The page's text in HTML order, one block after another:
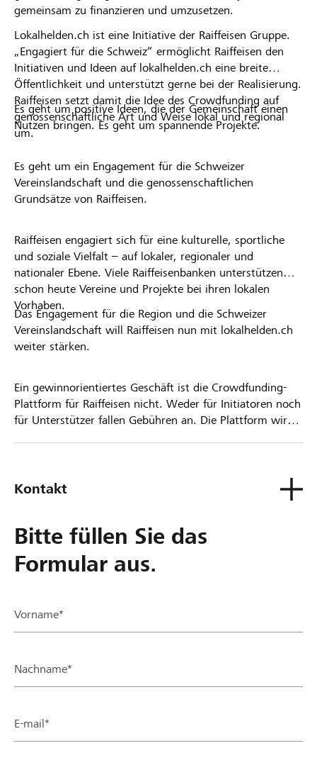
gemeinsam zu finanzieren und umzusetzen.
Lokalhelden.ch ist eine Initiative der Raiffeisen Gruppe.
„Engagiert für die Schweiz“ ermöglicht Raiffeisen den
Initiativen und Ideen auf lokalhelden.ch eine breite
Öffentlichkeit und unterstützt gerne bei der Realisierung.
Raiffeisen setzt damit die Idee des Crowdfunding auf
genossenschaftliche Art und Weise lokal und regional
um.
Es geht um positive Ideen, die der Gemeinschaft einen
Nutzen bringen. Es geht um spannende Projekte.
Es geht um ein Engagement für die Schweizer
Vereinslandschaft und die genossenschaftlichen
Grundsätze von Raiffeisen.
Raiffeisen engagiert sich für eine kulturelle, sportliche
und soziale Vielfalt – auf lokaler, regionaler und
nationaler Ebene. Viele Raiffeisenbanken unterstützen
schon heute Vereine und Projekte bei ihren lokalen
Vorhaben.
Das Engagement für die Region und die Schweizer
Vereinslandschaft will Raiffeisen nun mit lokalhelden.ch
weiter stärken.
Ein gewinnorientiertes Geschäft ist die Crowdfunding-
Plattform für Raiffeisen nicht. Weder für Initiatoren noch
für Unterstützer fallen Gebühren an. Die Plattform wird
Kontakt
Bitte füllen Sie das
Formular aus.
Vorname*
Nachname*
E-mail*